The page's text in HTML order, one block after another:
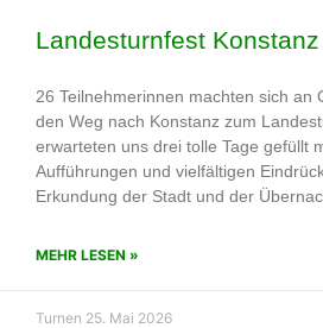
Landesturnfest Konstanz
26 Teilnehmerinnen machten sich an
den Weg nach Konstanz zum
erwarteten uns drei tolle Tage gefüllt
Aufführungen und vielfältigen
Erkundung der Stadt und der
MEHR LESEN »
Turnen 25. Mai 2026